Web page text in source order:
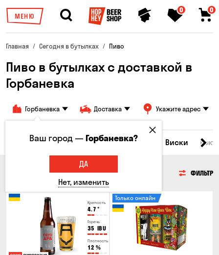
МЕНЮ
0 0
Главная Сегодня в бутылках Пиво
Пиво в бутылках с доставкой в
Горбаневка
Горбаневка Доставка Укажите адрес
Все товары Пиво Сидр Вино Виски
ФИЛЬТР
Крепость
4.7 °
Горечь
35 IBU
Плотность
12 %
Только онлайн
Ваш город —Горбаневка?
ДА
Нет, изменить